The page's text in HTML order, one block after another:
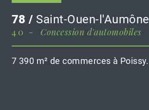
78 / Saint-Ouen-l'Aumône
40 - Concession d'automobiles
7 390 m² de commerces à Poissy.